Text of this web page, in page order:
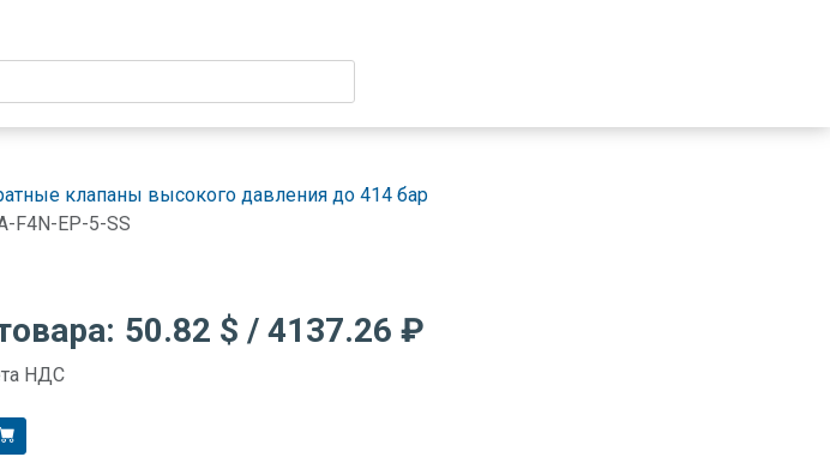
клапаны высокого давления до 414 бар
F4N-EP-5-SS
50.82 $ / 4137.26 ₽
НДС